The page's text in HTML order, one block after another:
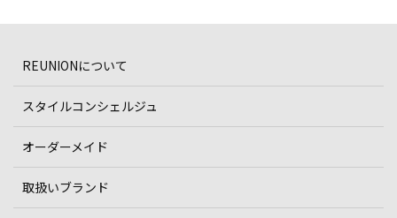
REUNIONについて
スタイルコンシェルジュ
オーダーメイド
取扱いブランド